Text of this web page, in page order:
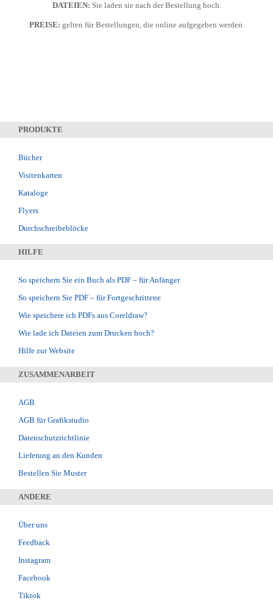
DATEIEN: Sie laden sie nach der Bestellung hoch.
PREISE: gelten für Bestellungen, die online aufgegeben werden.
PRODUKTE
Bücher
Visitenkarten
Kataloge
Flyers
Durchschreibeblöcke
HILFE
So speichern Sie ein Buch als PDF – für Anfänger
So speichern Sie PDF – für Fortgeschrittene
Wie speichere ich PDFs aus Coreldraw?
Wie lade ich Dateien zum Drucken hoch?
Hilfe zur Website
ZUSAMMENARBEIT
AGB
AGB für Grafikstudio
Datenschutzrichtlinie
Lieferung an den Kunden
Bestellen Sie Muster
ANDERE
Über uns
Feedback
Instagram
Facebook
Tiktok